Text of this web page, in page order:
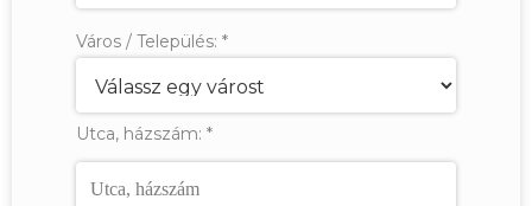
Város / Település: *
Utca, házszám: *